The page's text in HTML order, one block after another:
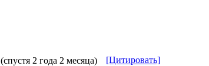
(спустя 2 года 2 месяца) [Цитировать]